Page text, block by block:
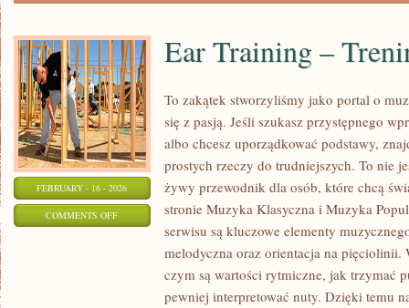
FEBRUARY - 16 - 2026
COMMENTS OFFON
Ear Training –
To zakątek stworzyliśmy jako portal o
się z pasją. Jeśli szukasz przystępnego
albo chcesz uporządkować podstawy,
prostych rzeczy do trudniejszych. To nie
żywy przewodnik dla osób, które chcą
stronie Muzyka Klasyczna i Muzyka
serwisu są kluczowe elementy
melodyczna oraz orientacja na
czym są wartości rytmiczne, jak trzymać
pewniej interpretować nuty. Dzięki temu